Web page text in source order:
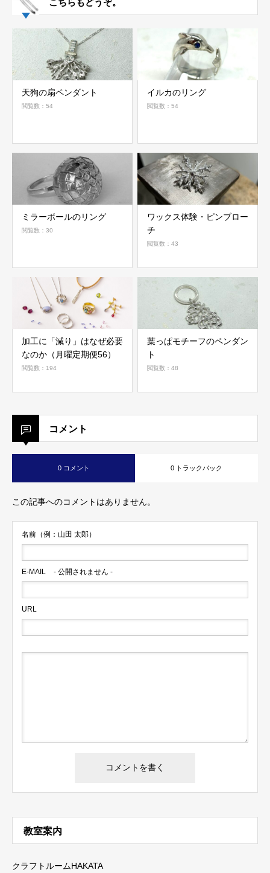
こちらもどうぞ。
天狗の扇ペンダント
閲覧数：54
イルカのリング
閲覧数：54
ミラーボールのリング
閲覧数：30
ワックス体験・ピンブロー
チ
閲覧数：43
加工に「減り」はなぜ必要
なのか（月曜定期便56）
閲覧数：194
葉っぱモチーフのペンダン
ト
閲覧数：48
コメント
0 コメント 0 トラックバック
この記事へのコメントはありません。
名前（例：山田 太郎）
E-MAIL - 公開されません -
URL
教室案内
クラフトルームHAKATA